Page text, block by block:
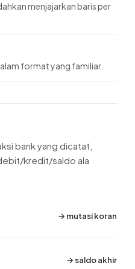
menjajarkan baris per
format yang familiar.
bank yang dicatat,
kredit/saldo ala
→ mutasi koran
→ saldo akhir